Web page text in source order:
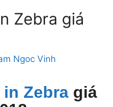
Zebra giá
Ngoc Vinh
in Zebra giá